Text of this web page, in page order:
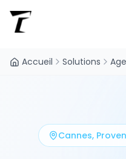
Accueil Solutions
Cannes,